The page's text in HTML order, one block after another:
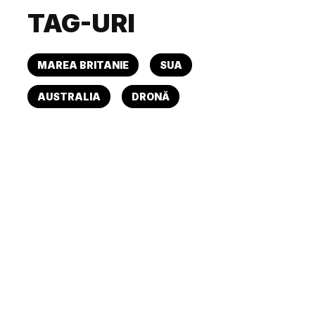
TAG-URI
MAREA BRITANIE SUA
AUSTRALIA DRONĂ